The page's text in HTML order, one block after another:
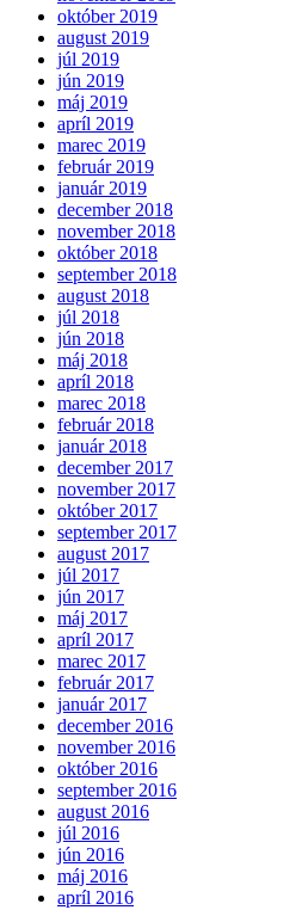
október 2019
august 2019
júl 2019
jún 2019
máj 2019
apríl 2019
marec 2019
február 2019
január 2019
december 2018
november 2018
október 2018
september 2018
august 2018
júl 2018
jún 2018
máj 2018
apríl 2018
marec 2018
február 2018
január 2018
december 2017
november 2017
október 2017
september 2017
august 2017
júl 2017
jún 2017
máj 2017
apríl 2017
marec 2017
február 2017
január 2017
december 2016
november 2016
október 2016
september 2016
august 2016
júl 2016
jún 2016
máj 2016
apríl 2016